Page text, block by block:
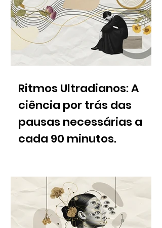
Ritmos Ultradianos: A
ciência por trás das
pausas necessárias a
cada 90 minutos.